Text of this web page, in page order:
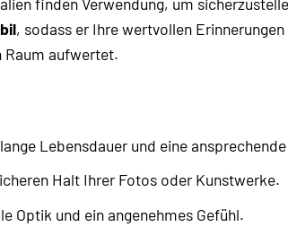
, sodass er Ihre wertvollen
Raum aufwertet.
Lebensdauer und eine
Halt Ihrer Fotos oder Kunstwerke.
Optik und ein angenehmes Gefühl.